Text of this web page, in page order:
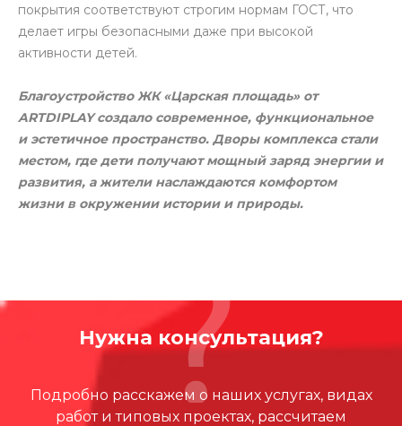
покрытия соответствуют строгим нормам ГОСТ, что
делает игры безопасными даже при высокой
активности детей.
Благоустройство ЖК «Царская площадь» от
ARTDIPLAY создало современное, функциональное
и эстетичное пространство. Дворы комплекса стали
местом, где дети получают мощный заряд энергии и
развития, а жители наслаждаются комфортом
жизни в окружении истории и природы.
Нужна консультация?
Подробно расскажем о наших услугах, видах
работ и типовых проектах, рассчитаем